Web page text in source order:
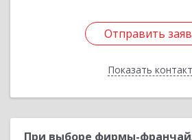
Отправить
Показать
Отправить
Назад
При выборе фирмы-